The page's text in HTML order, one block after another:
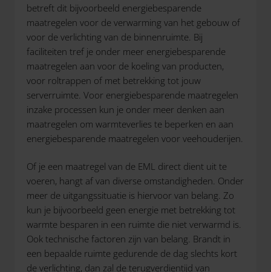
betreft dit bijvoorbeeld energiebesparende
maatregelen voor de verwarming van het gebouw of
voor de verlichting van de binnenruimte. Bij
faciliteiten tref je onder meer energiebesparende
maatregelen aan voor de koeling van producten,
voor roltrappen of met betrekking tot jouw
serverruimte. Voor energiebesparende maatregelen
inzake processen kun je onder meer denken aan
maatregelen om warmteverlies te beperken en aan
energiebesparende maatregelen voor veehouderijen.
Of je een maatregel van de EML direct dient uit te
voeren, hangt af van diverse omstandigheden. Onder
meer de uitgangssituatie is hiervoor van belang. Zo
kun je bijvoorbeeld geen energie met betrekking tot
warmte besparen in een ruimte die niet verwarmd is.
Ook technische factoren zijn van belang. Brandt in
een bepaalde ruimte gedurende de dag slechts kort
de verlichting, dan zal de terugverdientijd van